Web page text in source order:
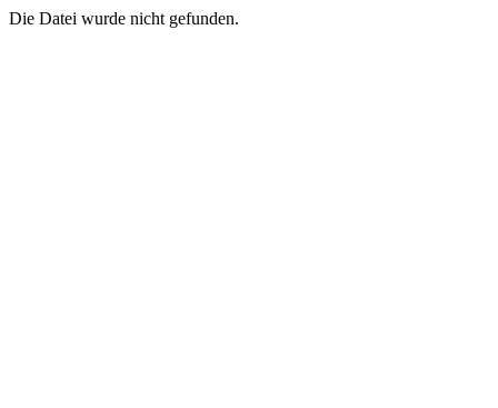
Die Datei wurde nicht gefunden.